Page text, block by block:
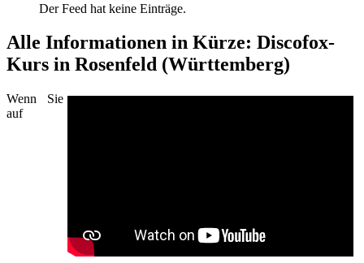
Der Feed hat keine Einträge.
Alle Informationen in Kürze: Discofox-
Kurs in Rosenfeld (Württemberg)
Wenn Sie
auf